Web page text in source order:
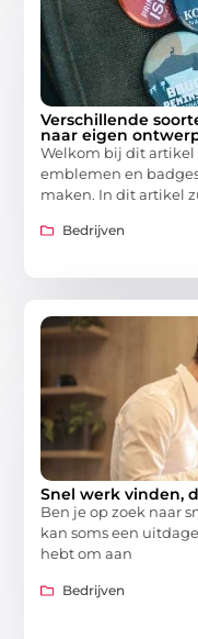
Verschillende
naar eigen
Welkom bij dit artikel
emblemen en
maken. In dit artikel
Bedrijven
Snel werk vinden,
Ben je op zoek naar
kan soms een
hebt om aan
Bedrijven